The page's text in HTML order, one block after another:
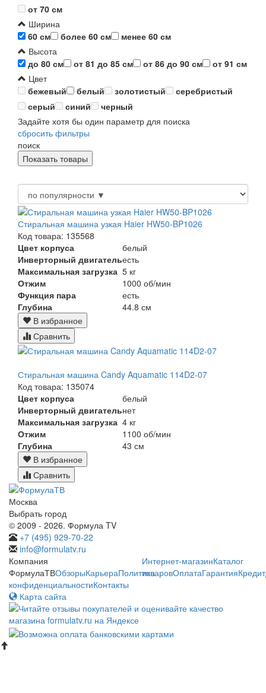
от 70 см
Ширина
60 см
более 60 см
менее 60 см
Высота
до 80 см
от 81 до 85 см от 86 до 90 см
от 91 см
Цвет
бежевый
белый золотистый
серебристый
серый
синий
черный
Задайте хотя бы один параметр для поиска
сбросить фильтры
поиск
Стиральная машина узкая Haier HW50-BP1026
Код товара: 135568
Цвет корпуса
белый
Инверторный двигательесть
Максимальная загрузка 5 кг
Отжим
1000 об/мин
Функция пара
есть
Глубина
44.8 см
В избранное
Сравнить
Стиральная машина Candy Aquamatic 114D2-07
Код товара: 135074
Цвет корпуса
белый
Инверторный двигательнет
Максимальная загрузка 4 кг
Отжим
1100 об/мин
Глубина
43 см
В избранное
Сравнить
Москва
Выбрать город
© 2009 - 2026. Формула TV
+7 (495) 929-70-22
info@formulatv.ru
Компания
ФормулаТВОбзорыКарьераПолитика
конфиденциальностиКонтакты
Интернет-магазинКаталог
товаровОплатаГарантияКредит
Карта сайта